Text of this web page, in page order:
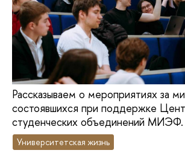
Рассказываем о мероприятиях за
состоявшихся при поддержке
студенческих объединений МИЭФ.
Университетская жизнь